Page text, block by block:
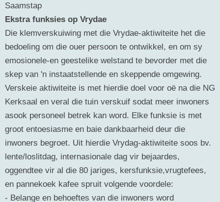
Saamstap
Ekstra funksies op Vrydae
Die klemverskuiwing met die Vrydae-aktiwiteite het die
bedoeling om die ouer persoon te ontwikkel, en om sy
emosionele-en geestelike welstand te bevorder met die
skep van 'n instaatstellende en skeppende omgewing.
Verskeie aktiwiteite is met hierdie doel voor oë na die NG
Kerksaal en veral die tuin verskuif sodat meer inwoners
asook personeel betrek kan word. Elke funksie is met
groot entoesiasme en baie dankbaarheid deur die
inwoners begroet. Uit hierdie Vrydag-aktiwiteite soos bv.
lente/loslitdag, internasionale dag vir bejaardes,
oggendtee vir al die 80 jariges, kersfunksie,vrugtefees,
en pannekoek kafee spruit volgende voordele:
- Belange en behoeftes van die inwoners word